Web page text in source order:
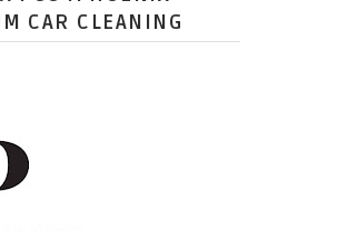
CAR CLEANING